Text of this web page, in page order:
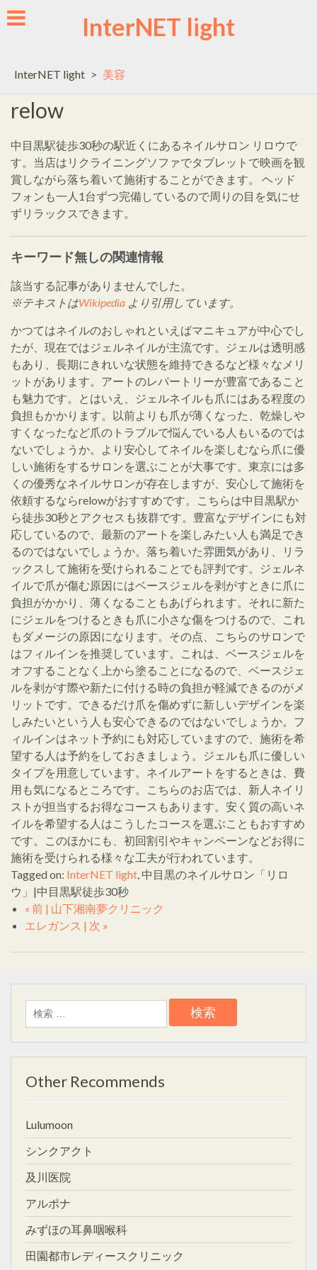
Skip
to
InterNET light
InterNET light > 美容
relow
中目黒駅徒歩30秒の駅近くにあるネイルサロン リロウで
す。当店はリクライニングソファでタブレットで映画を観
賞しながら落ち着いて施術することができます。 ヘッド
フォンも一人1台ずつ完備しているので周りの目を気にせ
ずリラックスできます。
キーワード無しの関連情報
該当する記事がありませんでした。
※テキストはWikipedia より引用しています。
かつてはネイルのおしゃれといえばマニキュアが中心でし
たが、現在ではジェルネイルが主流です。ジェルは透明感
もあり、長期にきれいな状態を維持できるなど様々なメリ
ットがあります。アートのレパートリーが豊富であること
も魅力です。とはいえ、ジェルネイルも爪にはある程度の
負担もかかります。以前よりも爪が薄くなった、乾燥しや
すくなったなど爪のトラブルで悩んでいる人もいるのでは
ないでしょうか。より安心してネイルを楽しむなら爪に優
しい施術をするサロンを選ぶことが大事です。東京には多
くの優秀なネイルサロンが存在しますが、安心して施術を
依頼するならrelowがおすすめです。こちらは中目黒駅か
ら徒歩30秒とアクセスも抜群です。豊富なデザインにも対
応しているので、最新のアートを楽しみたい人も満足でき
るのではないでしょうか。落ち着いた雰囲気があり、リラ
ックスして施術を受けられることでも評判です。ジェルネ
イルで爪が傷む原因にはベースジェルを剥がすときに爪に
負担がかかり、薄くなることもあげられます。それに新た
にジェルをつけるときも爪に小さな傷をつけるので、これ
もダメージの原因になります。その点、こちらのサロンで
はフィルインを推奨しています。これは、ベースジェルを
オフすることなく上から塗ることになるので、ベースジェ
ルを剥がす際や新たに付ける時の負担が軽減できるのがメ
リットです。できるだけ爪を傷めずに新しいデザインを楽
しみたいという人も安心できるのではないでしょうか。フ
ィルインはネット予約にも対応していますので、施術を希
望する人は予約をしておきましょう。ジェルも爪に優しい
タイプを用意しています。ネイルアートをするときは、費
用も気になるところです。こちらのお店では、新人ネイリ
ストが担当するお得なコースもあります。安く質の高いネ
イルを希望する人はこうしたコースを選ぶこともおすすめ
です。このほかにも、初回割引やキャンペーンなどお得に
施術を受けられる様々な工夫が行われています。
Tagged on: InterNET light, 中目黒のネイルサロン「リロ
ウ」|中目黒駅徒歩30秒
« 前 | 山下湘南夢クリニック
エレガンス | 次 »
検
索:
Other Recommends
Lulumoon
シンクアクト
及川医院
アルポナ
みずほの耳鼻咽喉科
田園都市レディースクリニック